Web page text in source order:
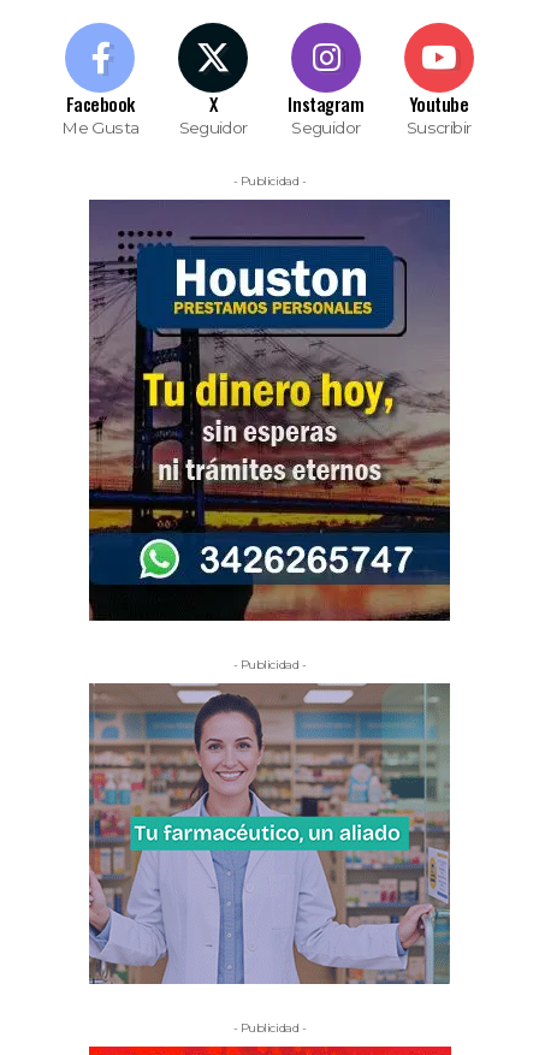
Facebook
Me Gusta
X
Seguidor
Instagram
Seguidor
Youtube
Suscribir
- Publicidad -
- Publicidad -
- Publicidad -